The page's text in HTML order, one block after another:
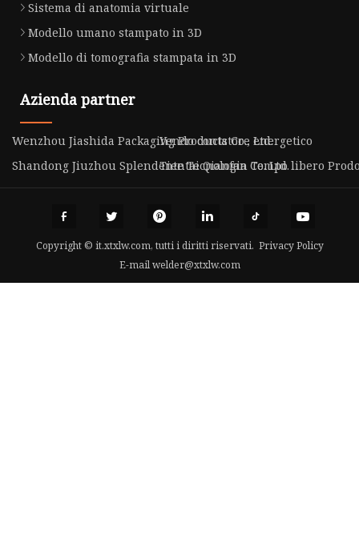
Sistema di anatomia virtuale
Modello umano stampato in 3D
Modello di tomografia stampata in 3D
Azienda partner
Wenzhou Jiashida Packaging Products Co., Ltd.
Vendo contatore energetico
Shandong Jiuzhou Splendente Tecnologia Co. Ltd.
Tientai Qianfan Tempo libero
Copyright © it.xtxlw.com, tutti i diritti riservati. Privacy Policy
E-mailwelder@xtxlw.com